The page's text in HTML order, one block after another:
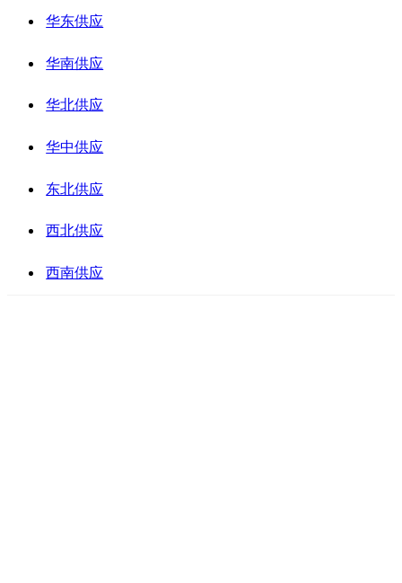
华东供应
华南供应
华北供应
华中供应
东北供应
西北供应
西南供应